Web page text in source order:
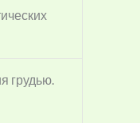
грудью.